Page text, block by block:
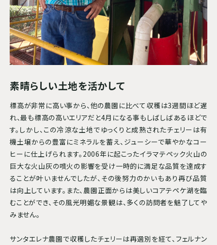
素晴らしい土地を活かして
標高が非常に高い事から、他の農園に比べて収穫は3週間ほど遅
れ、最も標高の高いエリアだと4月になる事もしばしばあるほどで
す。しかし、この冷涼な土地でゆっくりと成熟されたチェリーは有
機土壌からの豊富にミネラルを蓄え、ジューシーで華やかなコー
ヒーに仕上げられます。2006年に起こったイラマテペック火山の
巨大な火山灰の噴火の影響を受け一時的に満足な品質を達成す
ることが叶いませんでしたが、その後努力のかいもあり再び品質
は向上しています。また、農園正面からは美しいコアテペケ湖を臨
むことができ、その風光明媚な景観は、多くの訪問者を魅了してや
みません。
サンタエレナ農園で収穫したチェリーは再選別を経て、フェルナン